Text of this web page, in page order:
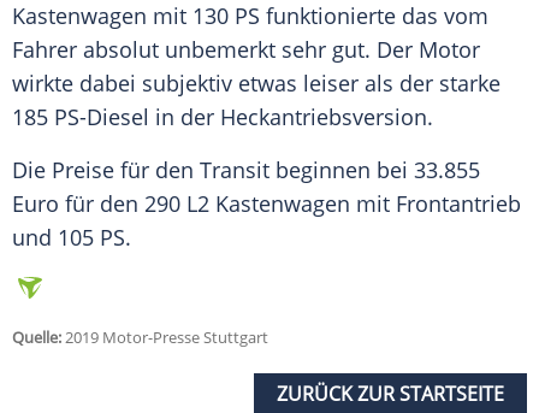
Kastenwagen mit 130 PS funktionierte das vom
Fahrer absolut unbemerkt sehr gut. Der Motor
wirkte dabei subjektiv etwas leiser als der starke
185 PS-Diesel in der Heckantriebsversion.
Die Preise für den Transit beginnen bei 33.855
Euro für den 290 L2 Kastenwagen mit Frontantrieb
und 105 PS.
Quelle:2019 Motor-Presse Stuttgart
ZURÜCK ZUR STARTSEITE